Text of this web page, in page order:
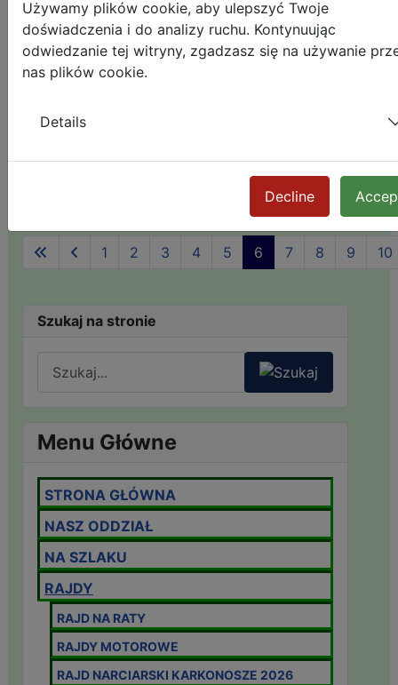
Treści krajoznawcze spotkania w
Rzeszowie
Spacer krajoznawczy śladami umocnień
militarnych Jeleniej Góry
militarnych w Jeleniej Górze
Komarno->Dziwiszów
1 2 3 4 5 6 7 8 9 10
Szukaj na stronie
Menu Główne
STRONA GŁÓWNA
NASZ ODDZIAŁ
NA SZLAKU
RAJDY
RAJD NA RATY
RAJDY MOTOROWE
RAJD NARCIARSKI KARKONOSZE 2026
Używamy plików cookie, aby ulepszyć Twoje
doświadczenia i do analizy ruchu. Kontynuując
odwiedzanie tej witryny, zgadzasz się na używanie
nas plików cookie.
Details
Decline